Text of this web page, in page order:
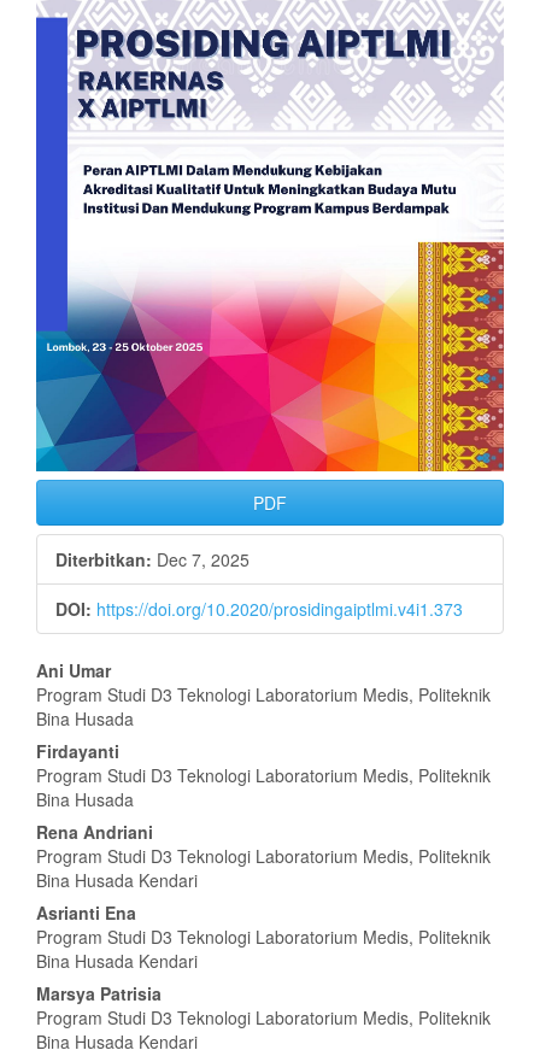
PDF
Diterbitkan: Dec 7, 2025
DOI: https://doi.org/10.2020/prosidingaiptlmi.v4i1.373
Isi
Artikel
Utama
Ani Umar
Program Studi D3 Teknologi Laboratorium Medis, Politeknik
Bina Husada
Firdayanti
Program Studi D3 Teknologi Laboratorium Medis, Politeknik
Bina Husada
Rena Andriani
Program Studi D3 Teknologi Laboratorium Medis, Politeknik
Bina Husada Kendari
Asrianti Ena
Program Studi D3 Teknologi Laboratorium Medis, Politeknik
Bina Husada Kendari
Marsya Patrisia
Program Studi D3 Teknologi Laboratorium Medis, Politeknik
Bina Husada Kendari